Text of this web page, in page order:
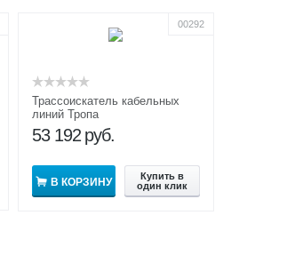
00292
Трассоискатель кабельных
линий Тропа
53 192 руб.
В КОРЗИНУ
Купить в
один клик